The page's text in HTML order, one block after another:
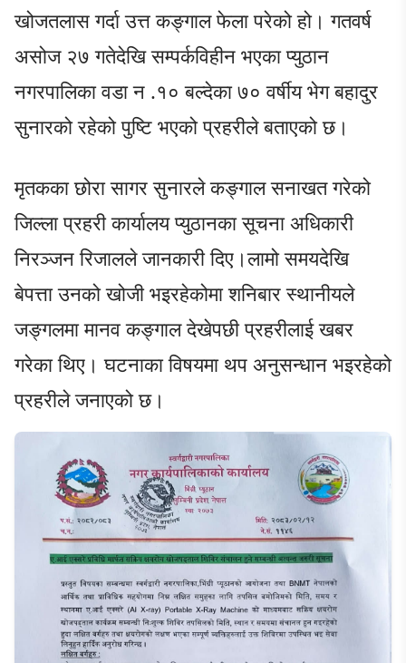
खोजतलास गर्दा उत्त कङ्गाल फेला परेको हो। गतवर्ष
असोज २७ गतेदेखि सम्पर्कविहीन भएका प्युठान
नगरपालिका वडा न .१० बल्देका ७० वर्षीय भेग बहादुर
सुनारको रहेको पुष्टि भएको प्रहरीले बताएको छ।
मृतकका छोरा सागर सुनारले कङ्गाल सनाखत गरेको
जिल्ला प्रहरी कार्यालय प्युठानका सूचना अधिकारी
निरञ्जन रिजालले जानकारी दिए।लामो समयदेखि
बेपत्ता उनको खोजी भइरहेकोमा शनिबार स्थानीयले
जङ्गलमा मानव कङ्गाल देखेपछी प्रहरीलाई खबर
गरेका थिए। घटनाका विषयमा थप अनुसन्धान भइरहेको
प्रहरीले जनाएको छ।